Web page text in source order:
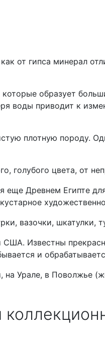
от гипса минерал
образует
воды приводит к
плотную породу.
голубого цвета, от
Древнем Египте
вазочки, шкатулки,
Известны
и
на Урале, в Поволжье